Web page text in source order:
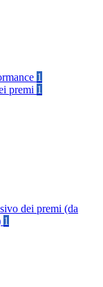
1
premi 1
dei premi (da
1